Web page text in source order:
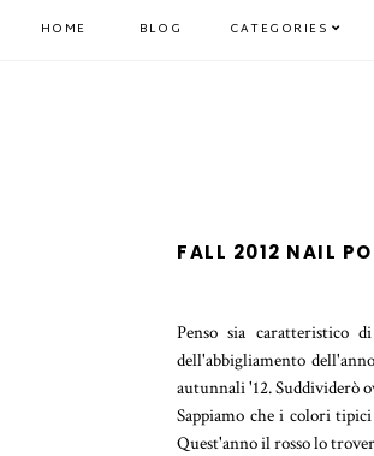
HOME BLOG CATEGORIES
FALL 2012 NAIL
Penso sia caratteristico
dell'abbigliamento
autunnali '12. Suddividerò
Sappiamo che i colori
Quest'anno il rosso lo